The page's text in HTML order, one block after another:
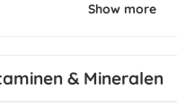
Show more
& Mineralen